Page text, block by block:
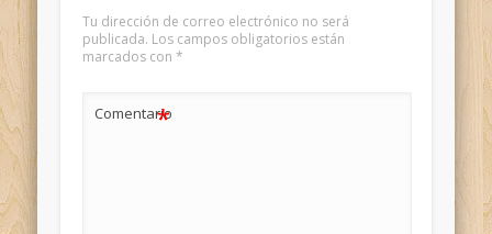
Tu dirección de correo electrónico no será
publicada. Los campos obligatorios están
marcados con *
Comentario
*